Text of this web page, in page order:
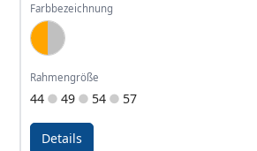
Farbbezeichnung
Race Orange, Gray Silver
Rahmengröße
44 49 54 57
Details